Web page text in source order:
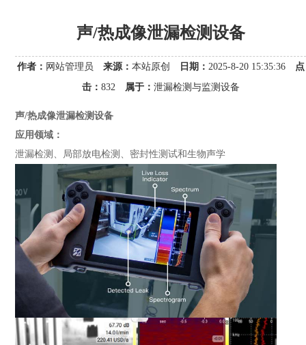
声/热成像泄漏检测设备​
作者： 网站管理员 来源： 本站原创 日期： 2025-8-20 15:35:36 点
击： 832 属于： 泄漏检测与监测设备
声/热成像泄漏检测设备
应用领域：
泄漏检测、局部放电检测、密封性测试和生物声学